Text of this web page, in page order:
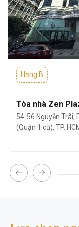
Cao ốc The
không chỉ
Hạng B
Tòa nhà Zen
54-56 Nguyễn Trãi,
(Quận 1 cũ), TP.